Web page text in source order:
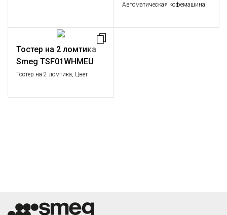
Съемный поддон для крошек.
Автоматическая кофемашина,
Тостер на 2 ломтика
Smeg TSF01WHMEU
Тостер на 2 ломтика, Цвет